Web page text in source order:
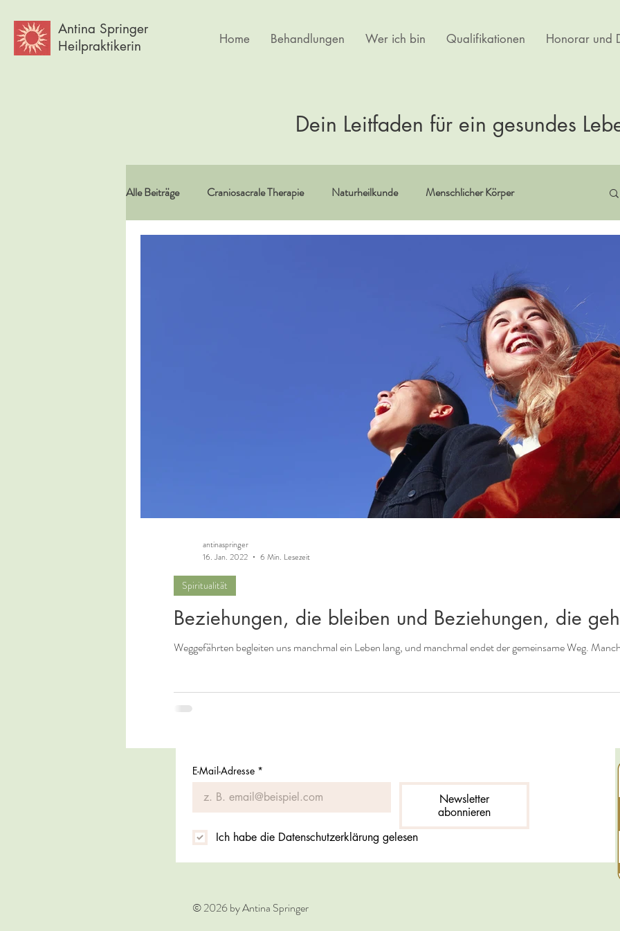
Antina Springer
Heilpraktikerin
Home Behandlungen Wer ich bin Qualifikationen Honorar und
Dein Leitfaden für ein gesundes
Alle Beiträge Craniosacrale Therapie Naturheilkunde Menschlicher Körper
Beziehungen, die bleiben und Beziehungen, die
Weggefährten begleiten uns manchmal ein Leben lang, und manchmal endet der gemeinsame Weg.
Spiritualität
antinaspringer
16. Jan. 2022
6 Min. Lesezeit
E-Mail-Adresse *
Newsletter
abonnieren
Ich habe die Datenschutzerklärung gelesen
© 2026 by Antina Springer